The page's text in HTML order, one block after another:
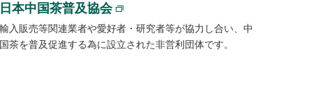
日本中国茶普及協会
輸入販売等関連業者や愛好者・研究者等が協力し合い、中
国茶を普及促進する為に設立された非営利団体です。